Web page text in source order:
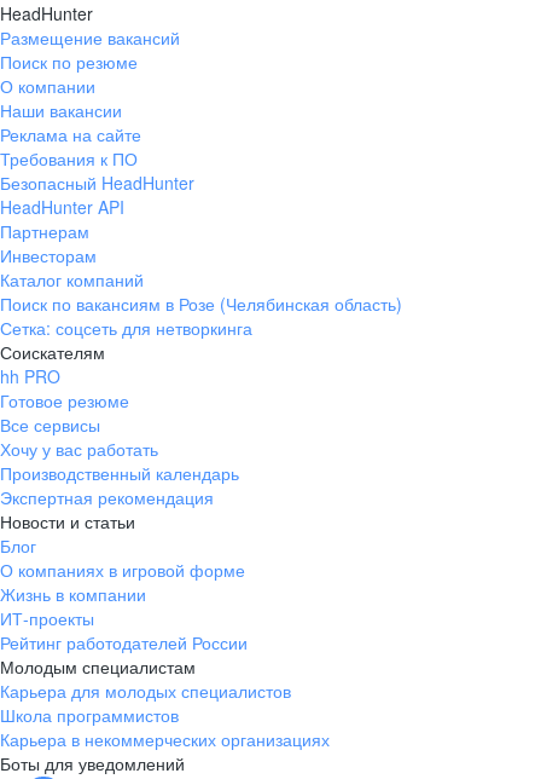
HeadHunter
Размещение вакансий
Поиск по резюме
О компании
Наши вакансии
Реклама на сайте
Требования к ПО
Безопасный HeadHunter
HeadHunter API
Партнерам
Инвесторам
Каталог компаний
Поиск по вакансиям в Розе (Челябинская область)
Сетка: соцсеть для нетворкинга
Соискателям
hh PRO
Готовое резюме
Все сервисы
Хочу у вас работать
Производственный календарь
Экспертная рекомендация
Новости и статьи
Блог
О компаниях в игровой форме
Жизнь в компании
ИТ-проекты
Рейтинг работодателей России
Молодым специалистам
Карьера для молодых специалистов
Школа программистов
Карьера в некоммерческих организациях
Боты для уведомлений